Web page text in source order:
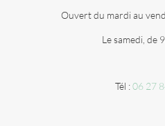
Ouvert du mardi au
Le samedi, de
Tél :06 27